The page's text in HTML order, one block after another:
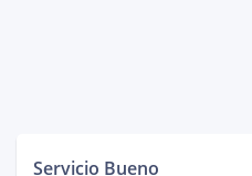
Servicio Bueno